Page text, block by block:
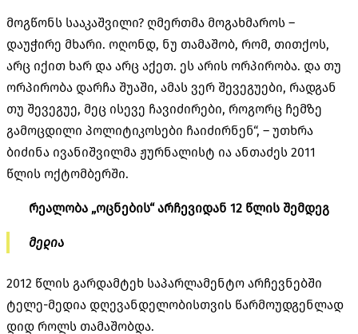
მოგწონს სააკაშვილი? ღმერთმა მოგახმაროს –
დაუჭირე მხარი. ოღონდ, ნუ თამაშობ, რომ, თითქოს,
არც იქით ხარ და არც აქეთ. ეს არის ორპირობა. და თუ
ორპირობა დარჩა შუაში, ამას ვერ შევეგუები, რადგან
თუ შევეგუე, მეც ისევე ჩავიძირები, როგორც ჩემზე
გამოცდილი პოლიტიკოსები ჩაიძირნენ“, – უთხრა
ბიძინა ივანიშვილმა ჟურნალისტ ია ანთაძეს 2011
წლის ოქტომბერში.
რეალობა „ოცნების“ არჩევიდან 12 წლის შემდეგ
მედია
2012 წლის გარდამტეხ საპარლამენტო არჩევნებში
ტელე-მედია დღევანდელობისთვის წარმოუდგენლად
დიდ როლს თამაშობდა.